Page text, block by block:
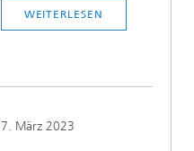
WEITERLESEN
7. März 2023